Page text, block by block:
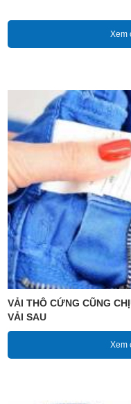
Xem
VẢI THÔ CỨNG CŨNG
VẢI SAU
Xem